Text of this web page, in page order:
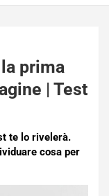
prima
| Test
te lo rivelerà.
cosa per